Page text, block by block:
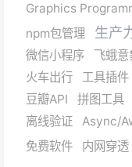
Graphics
npm包管理
生产
微信小程序
飞蛾意
火车出行
工具插件
豆瓣API
拼图工具
离线验证
Async/
免费软件
内网穿透